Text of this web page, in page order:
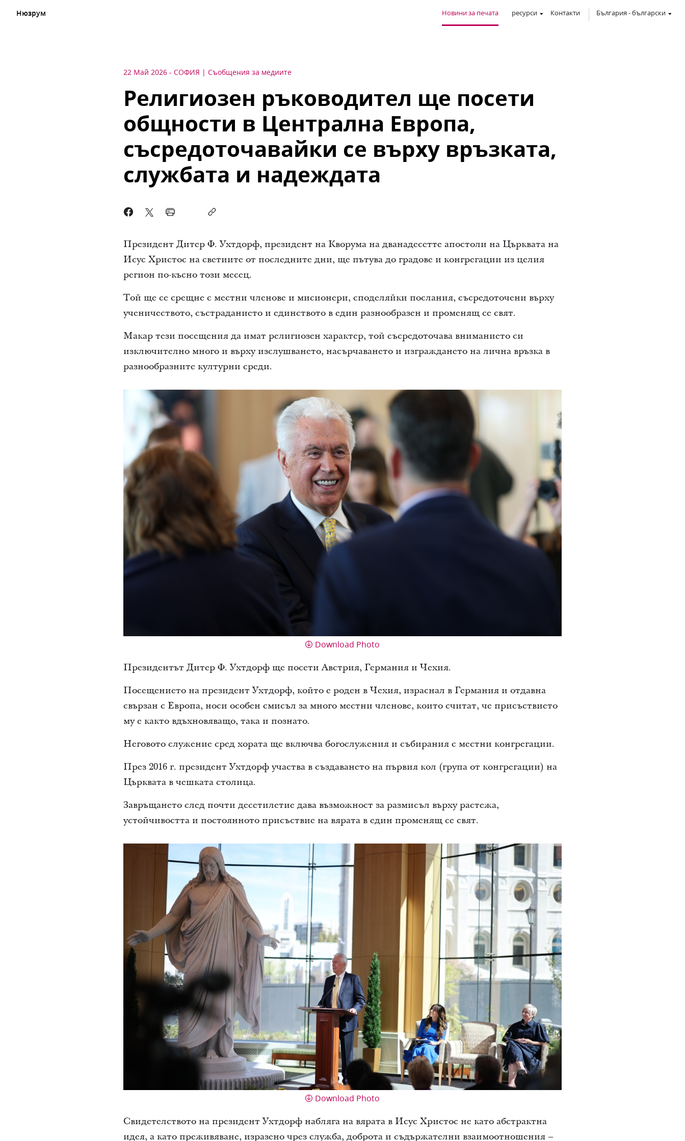
Нюзрум Новини за печата ресурси Контакти България -български
22 Май 2026 - СОФИЯ Съобщения за медиите
Религиозен ръководител ще посети
общности в Централна Европа,
съсредоточавайки се върху връзката,
службата и надеждата
Президент Дитер Ф. Ухтдорф, президент на Кворума на дванадесетте апостоли на Църквата на
Исус Христос на светиите от последните дни, ще пътува до градове и конгрегации из целия
регион по-късно този месец.
Той ще се срещне с местни членове и мисионери, споделяйки послания, съсредоточени върху
ученичеството, състраданието и единството в един разнообразен и променящ се свят.
Макар тези посещения да имат религиозен характер, той съсредоточава вниманието си
изключително много и върху изслушването, насърчаването и изграждането на лична връзка в
разнообразните културни среди.
Download Photo
Президентът Дитер Ф. Ухтдорф ще посети Австрия, Германия и Чехия.
Посещението на президент Ухтдорф, който е роден в Чехия, израснал в Германия и отдавна
свързан с Европа, носи особен смисъл за много местни членове, които считат, че присъствието
му е както вдъхновяващо, така и познато.
Неговото служение сред хората ще включва богослужения и събирания с местни конгрегации.
През 2016 г. президент Ухтдорф участва в създаването на първия кол (група от конгрегации) на
Църквата в чешката столица.
Завръщането след почти десетилетие дава възможност за размисъл върху растежа,
устойчивостта и постоянното присъствие на вярата в един променящ се свят.
Download Photo
Свидетелството на президент Ухтдорф набляга на вярата в Исус Христос не като абстрактна
идея, а като преживяване, изразено чрез служба, доброта и съдържателни взаимоотношения –